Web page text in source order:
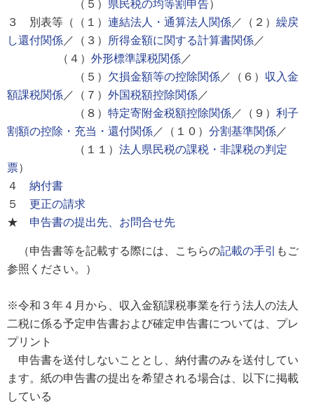
（５） 県民税の均等割申告）
３ 別表等（（１） 連結法人・通算法人関係 ／（２） 繰戻
し還付関係 ／（３） 所得金額に関する計算書関係 ／
（４） 外形標準課税関係 ／
（５） 欠損金額等の控除関係 ／（６） 収入金
額課税関係 ／（７） 外国税額控除関係 ／
（８） 特定寄附金税額控除関係 ／（９） 利子
割額の控除・充当・還付関係 ／（１０） 分割基準関係 ／
（１１） 法人県民税の課税・非課税の判定
票）
４ 納付書
５ 更正の請求
★ 申告書の提出先、お問合せ先
（申告書等を記載する際には、こちらの記載の手引
もご
参照ください。）
※令和３年４月から、収入金額課税事業を行う法人の法人
二税に係る予定申告書および確定申告書については、プレ
プリント
申告書を送付しないこととし、納付書のみを送付してい
ます。紙の申告書の提出を希望される場合は、以下に掲載
している